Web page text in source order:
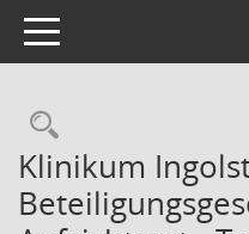
Toggle navigation
Klinikum